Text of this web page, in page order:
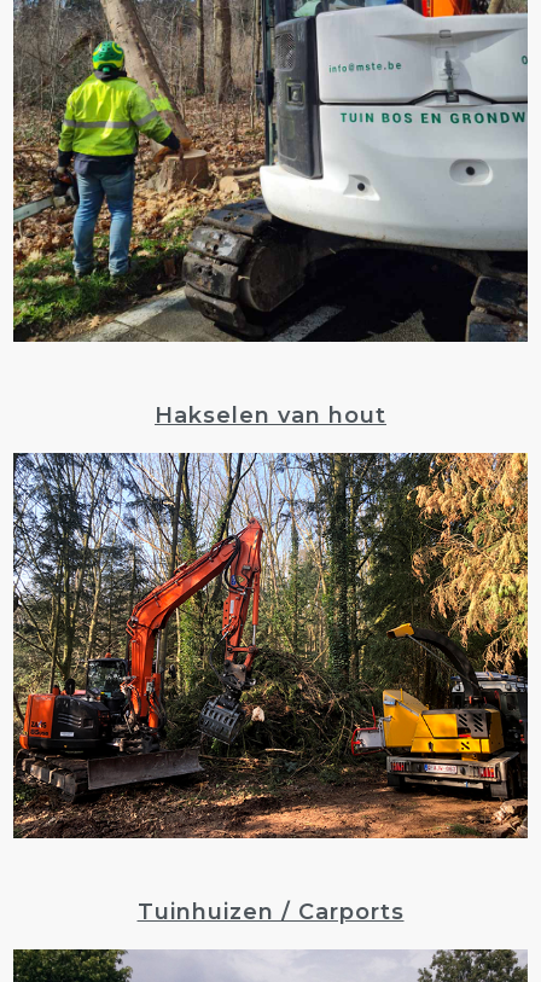
Hakselen van hout
Tuinhuizen / Carports